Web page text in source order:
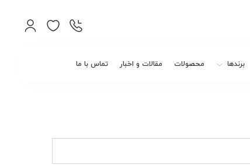
برندها محصولات مقالات و اخبار تماس با ما